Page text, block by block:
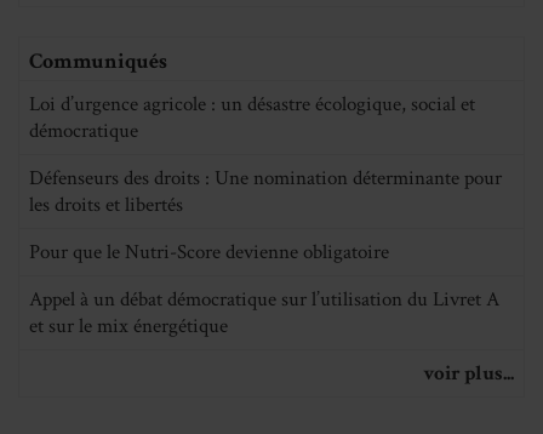
Communiqués
Loi d’urgence agricole : un désastre écologique, social et
démocratique
Défenseurs des droits : Une nomination déterminante pour
les droits et libertés
Pour que le Nutri-Score devienne obligatoire
Appel à un débat démocratique sur l’utilisation du Livret A
et sur le mix énergétique
voir plus...